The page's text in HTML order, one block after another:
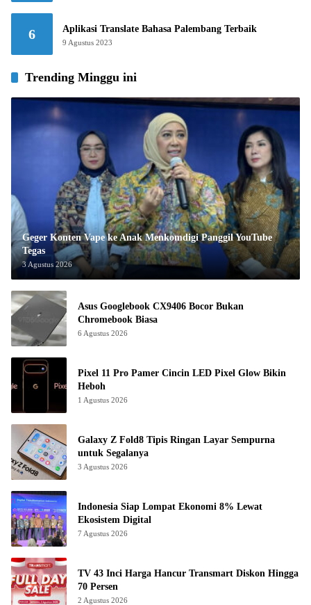
6 Aplikasi Translate Bahasa Palembang Terbaik
9 Agustus 2023
Trending Minggu ini
Geger Konten Vape ke Anak Menkomdigi Panggil YouTube
Tegas
3 Agustus 2026
Asus Googlebook CX9406 Bocor Bukan
Chromebook Biasa
6 Agustus 2026
Pixel 11 Pro Pamer Cincin LED Pixel Glow Bikin
Heboh
1 Agustus 2026
Galaxy Z Fold8 Tipis Ringan Layar Sempurna
untuk Segalanya
3 Agustus 2026
Indonesia Siap Lompat Ekonomi 8% Lewat
Ekosistem Digital
7 Agustus 2026
TV 43 Inci Harga Hancur Transmart Diskon Hingga
70 Persen
2 Agustus 2026